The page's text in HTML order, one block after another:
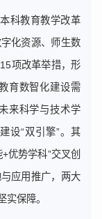
科教育教学改革
化资源、师生数
项改革举措，形
育数智化建设需
来科学与技术学
设“双引擎”。其
优势学科”交叉创
应用推广，两大
保障。